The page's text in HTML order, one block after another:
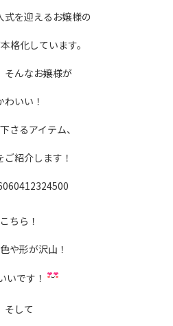
式を迎えるお嬢様の
格化しています。
そんなお嬢様が
わいい！
さるアイテム、
ご紹介します！
こちら！
や形が沢山！
いです！
そして